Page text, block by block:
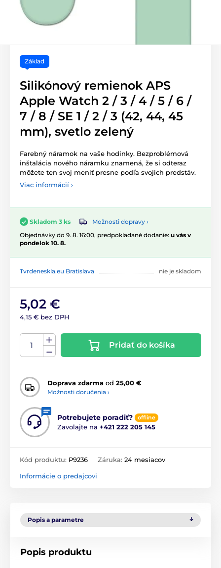
Základ
Silikónový remienok APS
Apple Watch 2 / 3 / 4 / 5 / 6 /
7 / 8 / SE 1 / 2 / 3 (42, 44, 45
mm), svetlo zelený
Farebný náramok na vaše hodinky. Bezproblémová
inštalácia nového náramku znamená, že si odteraz
môžete ten svoj meniť presne podľa svojich predstáv.
Viac informácií ›
Skladom 3 ks
Možnosti dopravy ›
Objednávky do 9. 8. 16:00, predpokladané dodanie: u vás v
pondelok 10. 8.
Tvrdeneskla.eu Bratislava nie je skladom
5,02 €
4,15 € bez DPH
Pridať do košíka
Doprava zdarma od 25,00 €
Možnosti doručenia ›
Potrebujete poradiť? offline
Zavolajte na +421 222 205 145
Kód produktu: P9236 Záruka: 24 mesiacov
Informácie o predajcovi
Popis a parametre
Popis produktu